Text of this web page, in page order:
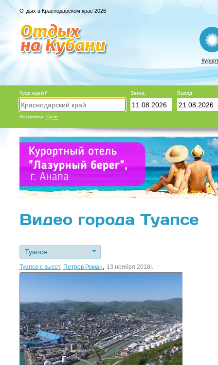
Отдых в Краснодарском крае 2026
Куда едем?
Например: Сочи
Заезд Выезд
Видео города Туапсе
Туапсе
Туапсе с высотыПетров Роман, 13 ноября 2018г.